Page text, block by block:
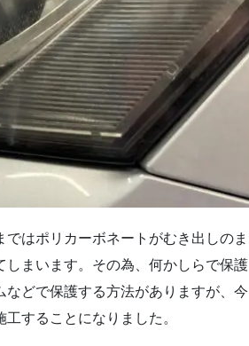
はポリカーボネートがむき出しのま
まいます。その為、何かしらで保護
どで保護する方法がありますが、今
することになりました。